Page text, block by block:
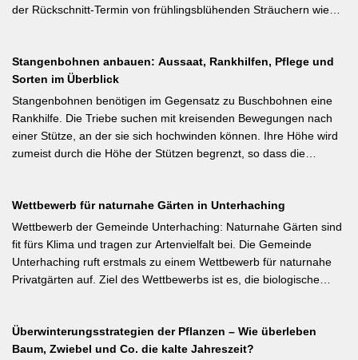
der Rückschnitt-Termin von frühlingsblühenden Sträuchern wie
Flieder und Zierkirsche bilden ihre Blütenknospen für das nächste
Jahr im Sommer. Der Schnitt direkt nach der Blüte (bei Flieder:
sofort nach dem Verblühen!) ist die letzte Chance – wer jetzt noch
nicht geschnitten hat, sollte spätestens in den nächsten zwei
Wochen ran. Das Grundprinzip: Überflüssige alte Triebe
bodennah entfernen, damit das neue Holz ausreifen kann.
Stangenbohnen anbauen: Aussaat, Rankhilfen, Pflege und
Sorten im Überblick
Stangenbohnen benötigen im Gegensatz zu Buschbohnen eine
Rankhilfe. Die Triebe suchen mit kreisenden Bewegungen nach
einer Stütze, an der sie sich hochwinden können. Ihre Höhe wird
zumeist durch die Höhe der Stützen begrenzt, so dass die
Weiterlesen bei meine-ernte.de Kurzfassung: Bis Mitte Juni ist die
Aussaat von Stangenbohnen direkt ins Freiland noch problemlos
möglich. Samen über Nacht wässern, 5–6 cm tief setzen,
Pflanzabstand 50 cm. Als Mittelzehrer brauchen Stangenbohnen
im Gegensatz zu Buschbohnen eine moderierte Düngung
der Luft binden – Vorfrucht-Wirkung für das nächste Gartenjahr.
Wettbewerb für naturnahe Gärten in Unterhaching
Wettbewerb der Gemeinde Unterhaching: Naturnahe Gärten sind
fit fürs Klima und tragen zur Artenvielfalt bei. Die Gemeinde
Unterhaching ruft erstmals zu einem Wettbewerb für naturnahe
Privatgärten auf. Ziel des Wettbewerbs ist es, die biologische
Verbesserung des Ortsklimas zu leisten. Warum? Entsiegelte
Flächen helfen… Hitze zu reduzieren Regenwasser besser zu
Überwinterungsstrategien der Pflanzen – Wie überleben
Baum, Zwiebel und Co. die kalte Jahreszeit?